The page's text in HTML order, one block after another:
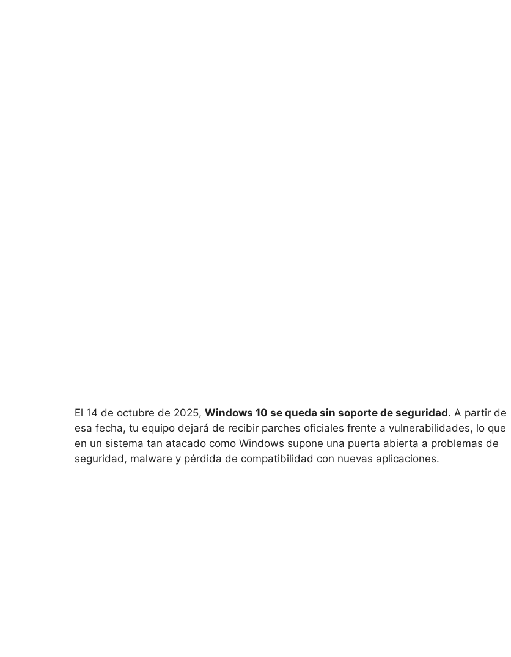
El 14 de octubre de 2025, Windows 10 se queda sin soporte de seguridad. A partir de
esa fecha, tu equipo dejará de recibir parches oficiales frente a vulnerabilidades, lo que
en un sistema tan atacado como Windows supone una puerta abierta a problemas de
seguridad, malware y pérdida de compatibilidad con nuevas aplicaciones.